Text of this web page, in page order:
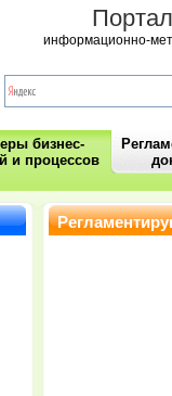
информационно-
бизнес-
и процессов